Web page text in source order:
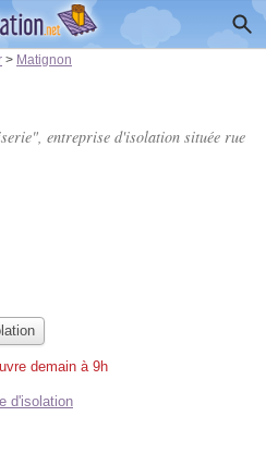
> Matignon
entreprise d'isolation située rue
demain à 9h
d'isolation